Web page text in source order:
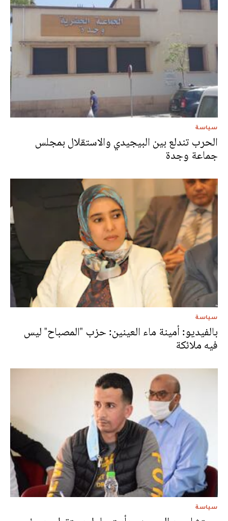
سياسة
الحرب تندلع بين البيجيدي والاستقلال بمجلس
جماعة وجدة
سياسة
بالفيديو: أمينة ماء العينين: حزب "المصباح" ليس
فيه ملائكة
سياسة